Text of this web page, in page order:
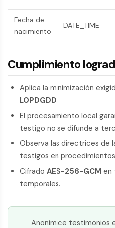
Fecha de
nacimiento
DATE_TIME
Cumplimiento
Aplica la minimización
LOPDGDD.
El procesamiento local
testigo no se difunde a
Observa las directrices de
testigos en procedimientos
Cifrado AES-256-GCM en
temporales.
Anonimice testimonios